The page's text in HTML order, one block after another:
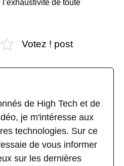
de toute
Votez ! post
de High Tech et de
je m'intéresse aux
technologies. Sur ce
de vous informer
sur les dernières